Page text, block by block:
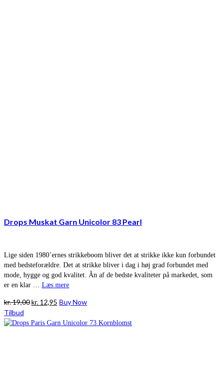
Drops Muskat Garn Unicolor 83 Pearl
Lige siden 1980’ernes strikkeboom bliver det at strikke ikke kun forbundet
med bedsteforældre. Det at strikke bliver i dag i høj grad forbundet med
mode, hygge og god kvalitet. Ãn af de bedste kvaliteter på markedet, som
er en klar … Læs mere
kr.19,00Den
pris
kr. 12,95 Den
pris
Buy Now
Tilbud